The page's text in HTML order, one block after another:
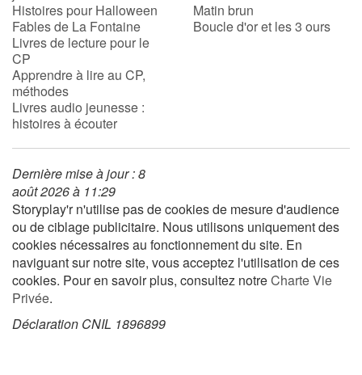
Blog
Actualités
Rencontres et témoignages
Contes d'ici et d'ailleurs
Autour de la lecture
Apprendre à lire
Livre audio
Histoires pour Halloween
Fables de La Fontaine
Livres de lecture pour le
CP
Apprendre à lire au CP,
méthodes
Livres audio jeunesse :
histoires à écouter
Matin brun
Boucle d'or et les 3 ours
Dernière mise à jour : 8
août 2026 à 11:29
Storyplay'r n'utilise pas de cookies de mesure d'audience
ou de ciblage publicitaire. Nous utilisons uniquement des
cookies nécessaires au fonctionnement du site. En
naviguant sur notre site, vous acceptez l'utilisation de ces
cookies. Pour en savoir plus, consultez notreCharte Vie
Privée.
Déclaration CNIL 1896899